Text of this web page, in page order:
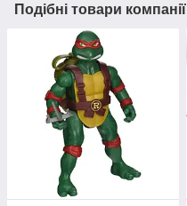
Подібні товари компанії